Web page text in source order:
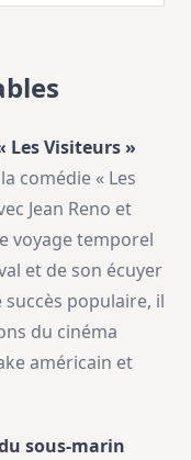
Les Visiteurs »
comédie « Les
Jean Reno et
voyage temporel
et de son écuyer
succès populaire, il
du cinéma
américain et
sous-marin